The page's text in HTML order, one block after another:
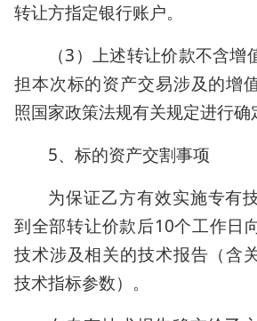
转让方指定银行账户。
（3）上述转让价款不含
担本次标的资产交易涉及的增
照国家政策法规有关规定进行确
5、标的资产交割事项
为保证乙方有效实施专有
到全部转让价款后10个工作日
技术涉及相关的技术报告（含
技术指标参数）。